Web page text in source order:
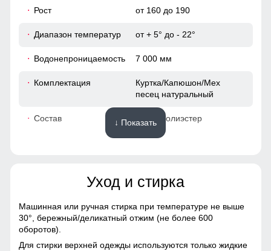
52
Рост от 160 до 190
Диапазон температур от + 5° до - 22°
Водонепроницаемость 7 000 мм
Комплектация
Куртка/Капюшон/Мех
песец натуральный
Состав 100% Полиэстер
Мембранные материалы,
Полиэстер, Плащевка,
материалы
↓ Показать
Уход и стирка
Машинная или ручная стирка при температуре не выше
30°, бережный/деликатный отжим (не более 600
оборотов).
Для стирки верхней одежды используются только жидкие